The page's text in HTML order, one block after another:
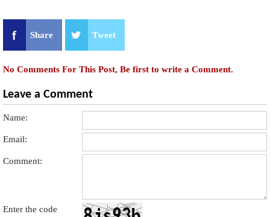
Share Tweet
No Comments For This Post, Be first to write a Comment.
Leave a Comment
Name:
Email:
Comment:
Enter the code